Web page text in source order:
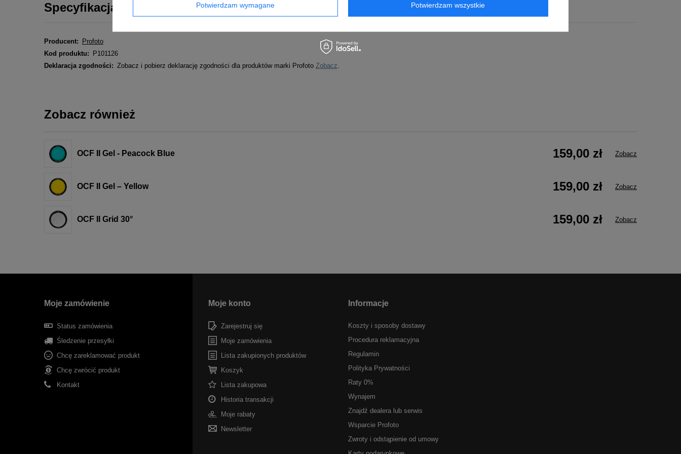
Specyfikacja
Producent: Profoto
Kod produktu: P101126
Deklaracja zgodności: Zobacz i pobierz deklarację zgodności dla produktów marki Profoto Zobacz
Zobacz również
OCF II Gel - Peacock Blue 159,00 zł Zobacz
OCF II Gel – Yellow 159,00 zł Zobacz
OCF II Grid 30° 159,00 zł Zobacz
Moje zamówienie
Status zamówienia
Śledzenie przesyłki
Chcę zareklamować produkt
Chcę zwrócić produkt
Kontakt
Moje konto
Zarejestruj się
Moje zamówienia
Lista zakupionych produktów
Koszyk
Lista zakupowa
Historia transakcji
Moje rabaty
Newsletter
Informacje
Koszty i sposoby dostawy
Procedura reklamacyjna
Regulamin
Polityka Prywatności
Raty 0%
Wynajem
Znajdź dealera lub serwis
Wsparcie Profoto
Zwroty i odstąpienie od umowy
Potwierdzam wymagane Potwierdzam wszystkie